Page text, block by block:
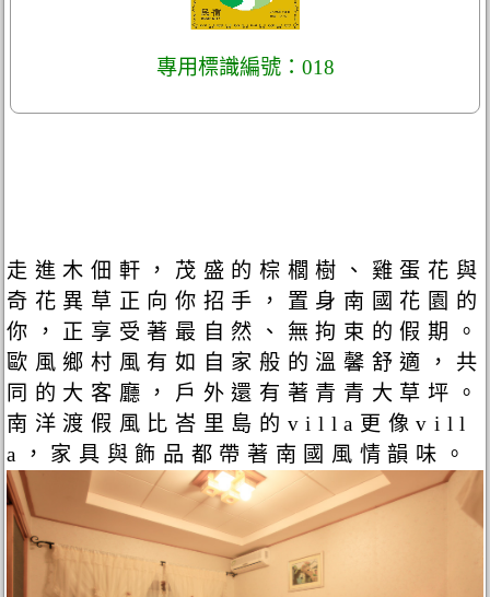
專用標識編號：018
走進木佃軒，茂盛的棕櫚樹、雞蛋花與
奇花異草正向你招手，置身南國花園的
你，正享受著最自然、無拘束的假期。
歐風鄉村風有如自家般的溫馨舒適，共
同的大客廳，戶外還有著青青大草坪。
南洋渡假風比峇里島的villa更像vill
a，家具與飾品都帶著南國風情韻味。